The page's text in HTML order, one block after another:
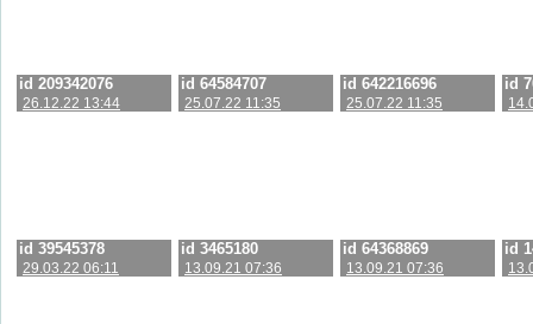
id 209342076
26.12.22 13:44
id 64584707
25.07.22 11:35
id 642216696
25.07.22 11:35
id
id 39545378
29.03.22 06:11
id 3465180
13.09.21 07:36
id 64368869
13.09.21 07:36
id